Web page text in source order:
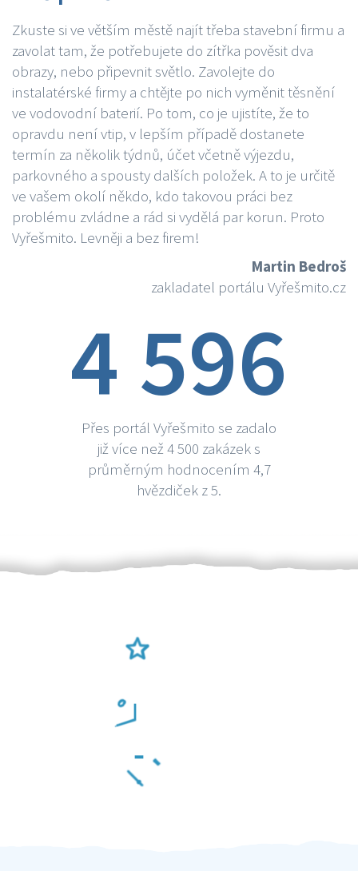
Zkuste si ve větším městě najít třeba stavební firmu a
zavolat tam, že potřebujete do zítřka pověsit dva
obrazy, nebo připevnit světlo. Zavolejte do
instalatérské firmy a chtějte po nich vyměnit těsnění
ve vodovodní baterií. Po tom, co je ujistíte, že to
opravdu není vtip, v lepším případě dostanete
termín za několik týdnů, účet včetně výjezdu,
parkovného a spousty dalších položek. A to je určitě
ve vašem okolí někdo, kdo takovou práci bez
problému zvládne a rád si vydělá par korun. Proto
Vyřešmito. Levněji a bez firem!
Martin Bedroš
zakladatel portálu Vyřešmito.cz
4 596
Přes portál Vyřešmito se zadalo
již více než 4 500 zakázek s
průměrným hodnocením 4,7
hvězdiček z 5.